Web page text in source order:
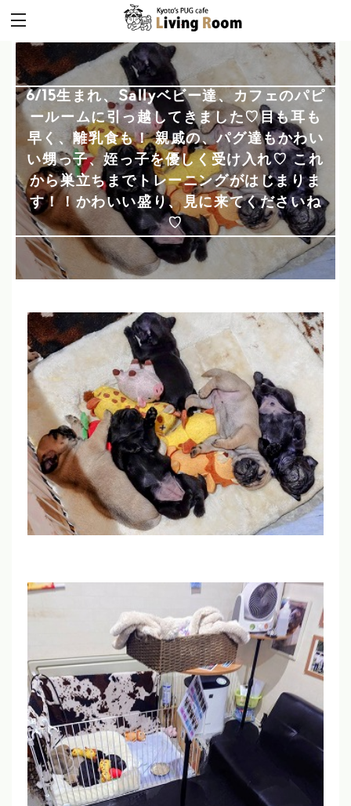
6/15生まれ、Sallyベビー達、カフェのパピ
ールームに引っ越してきました♡目も耳も
早く、離乳食も！ 親戚の、パグ達もかわい
い甥っ子、姪っ子を優しく受け入れ♡ これ
から巣立ちまでトレーニングがはじまりま
す！！かわいい盛り、見に来てくださいね
♡